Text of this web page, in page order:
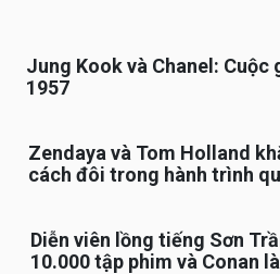
Jung Kook và Chanel: Cuộc
1957
Zendaya và Tom Holland
cách đôi trong hành trình
Diễn viên lồng tiếng Sơn
10.000 tập phim và Conan